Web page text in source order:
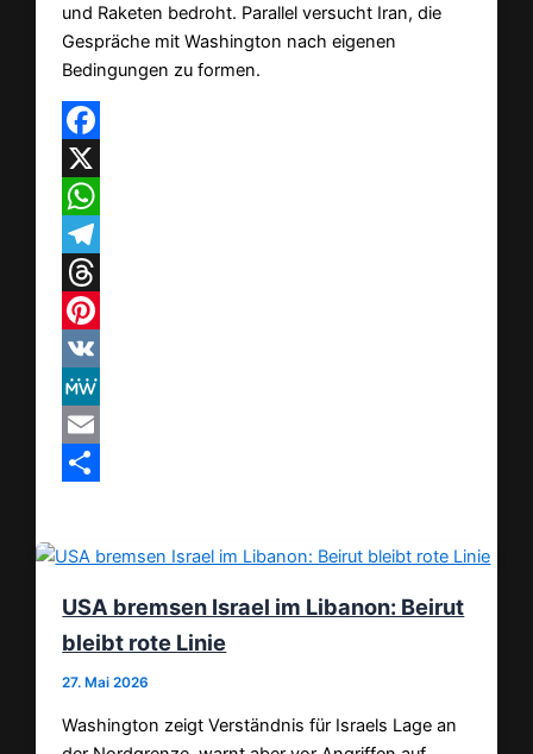
und Raketen bedroht. Parallel versucht Iran, die
Gespräche mit Washington nach eigenen
Bedingungen zu formen.
Facebook
X
WhatsApp
Telegram
Threads
Pinterest
VK
MeWe
Email
USA bremsen Israel im Libanon: Beirut
bleibt rote Linie
27. Mai 2026
Washington zeigt Verständnis für Israels Lage an